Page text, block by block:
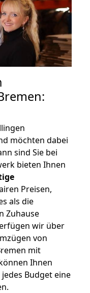
möchten dabei
sind Sie bei
bieten Ihnen
Preisen,
als die
Zuhause
wir über
von
mit
Ihnen
Budget eine